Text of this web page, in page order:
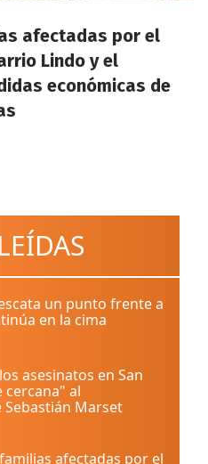
afectadas por el
Lindo y el
económicas de
un punto frente a
en la cima
asesinatos en San
cercana" al
Marset
afectadas por el